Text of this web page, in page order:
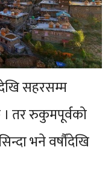
सहरसम्म
तर रुकुमपूर्वको
भने वर्षौंदेखि